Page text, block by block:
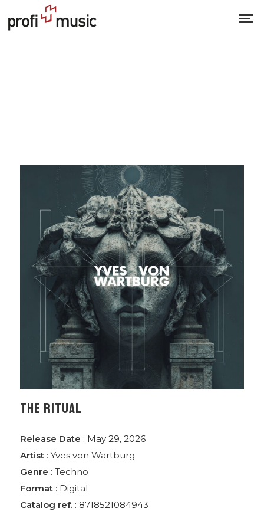
THE RITUAL
Release Date : May 29, 2026
Artist :Yves von Wartburg
Genre :Techno
Format : Digital
Catalog ref. : 8718521084943